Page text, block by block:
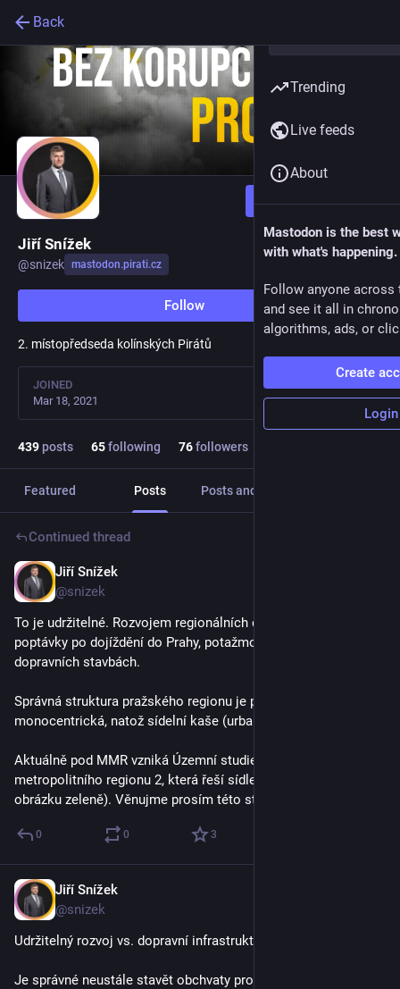
Back
Follow
Jiří Snížek
@snizek mastodon.pirati.cz
Follow
2. místopředseda kolínských Pirátů
JOINED
Mar 18, 2021
439posts 65following 76followers
Featured Posts Posts and replies
Continued thread
Jiří Snížek
@snizek
To je udržitelné. Rozvojem regionálních center se zpomalí růst
poptávky po dojíždění do Prahy, potažmo poptávky po nových
dopravních stavbách.
Správná struktura pražského regionu je polycentrická, nikoli
monocentrická, natož sídelní kaše (urban sprawl).
Aktuálně pod MMR vzniká Územní studie Pražského
metropolitního regionu 2, která řeší sídlení strukturu v OB1 (na
obrázku zeleně). Věnujme prosím této studii pozornost.
0 0 3
Jiří Snížek
@snizek
Udržitelný rozvoj vs. dopravní infrastruktura
Je správné neustále stavět obchvaty pro auta a tunely pro
Trending
Live feeds
About
Mastodon is the best
with what's happening.
Follow anyone across
and see it all in
algorithms, ads, or
Create
Login